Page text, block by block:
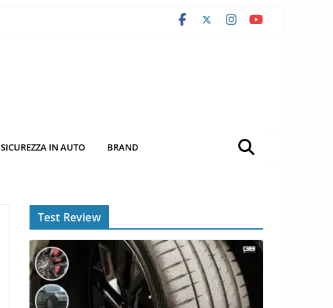
SICUREZZA IN AUTO BRAND
Test Review